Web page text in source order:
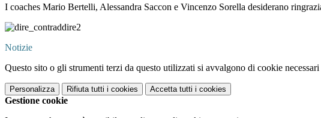
I coaches Mario Bertelli, Alessandra Saccon e Vincenzo Sorella desiderano
Notizie
Questo sito o gli strumenti terzi da questo utilizzati si avvalgono di cookie
Personalizza Rifiuta tutti i cookies Accetta tutti i cookies
Gestione cookie